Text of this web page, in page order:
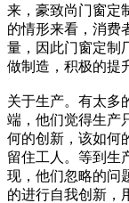
来，豪致尚门窗定
的情形来看，消费
量，因此门窗定制
做制造，积极的提
关于生产。有太多
端，他们觉得生产
何的创新，该如何
留住工人。等到生
现，他们忽略的问
的进行自我创新，